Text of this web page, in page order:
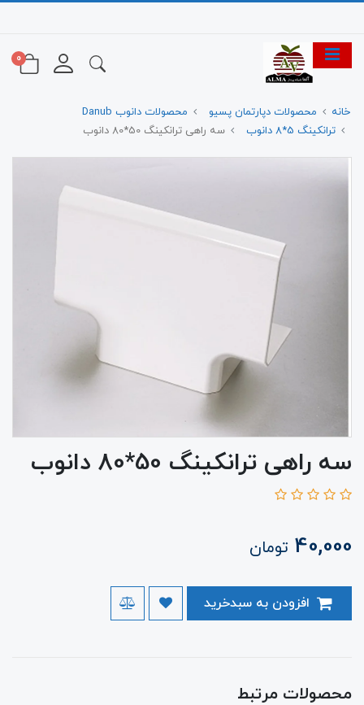
0
خانه محصولات دپارتمان پسیو
محصولات دانوب Danub
ترانکینگ 5*8 دانوب
سه راهی ترانکینگ 50*80 دانوب
سه راهی ترانکینگ 50*80 دانوب
40,000 تومان
محصولات مرتبط